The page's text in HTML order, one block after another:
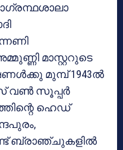
മാസ്റ്ററുടെ
മുമ്പ് 1943ല്‍
വണ്‍ സൂപ്പര്‍
ഹെഡ്
രണ്ട് ബ്രാഞ്ചുകളില്‍